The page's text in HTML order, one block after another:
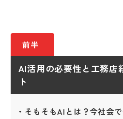
前半
AI活用の必要性と工務店
ト
・そもそもAIとは？今社会